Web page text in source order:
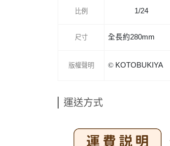
比例 1/24
尺寸 全長約280mm
版權聲明 © KOTOBUKIYA
運送方式